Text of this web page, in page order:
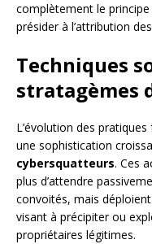
complètement le
présider à l’attribution
Techniques
stratagèmes
L’évolution des
une sophistication
cybersquatteurs. Ces
plus d’attendre
convoités, mais
visant à précipiter ou
propriétaires légitimes.